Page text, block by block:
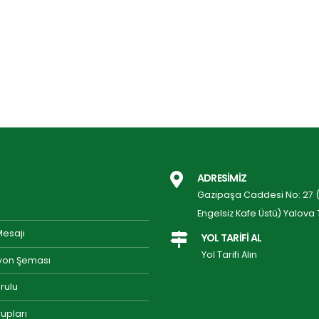
Şeması
ADRESİMİZ
Gazipaşa Caddesi No: 27
Engelsiz Kafe Üstü) Yalova
YOL TARİFİ AL
Yol Tarifi Alın